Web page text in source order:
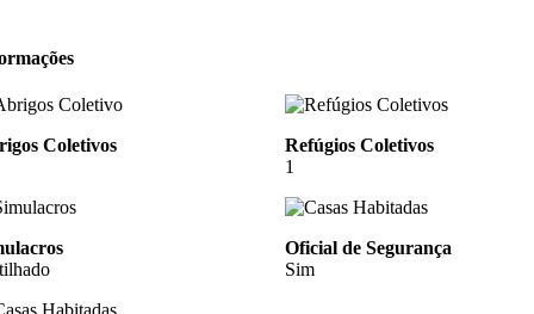
Coletivos
Refúgios Coletivos
1
Oficial de Segurança
Sim